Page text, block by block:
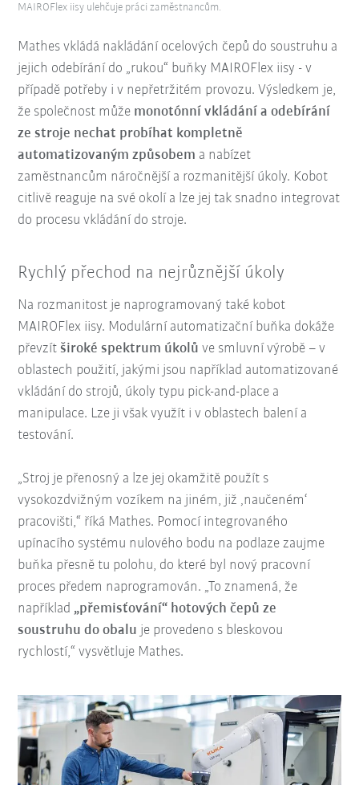
Mathes vkládá nakládání ocelových čepů do soustruhu a
jejich odebírání do „rukou“ buňky MAIROFlex iisy - v
případě potřeby i v nepřetržitém provozu. Výsledkem je,
že společnost může monotónní vkládání a odebírání
ze stroje nechat probíhat kompletně
automatizovaným způsobem a nabízet
zaměstnancům náročnější a rozmanitější úkoly. Kobot
citlivě reaguje na své okolí a lze jej tak snadno integrovat
do procesu vkládání do stroje.
MAIROFlex iisy ulehčuje práci zaměstnancům.
Rychlý přechod na nejrůznější úkoly
Na rozmanitost je naprogramovaný také kobot
MAIROFlex iisy. Modulární automatizační buňka dokáže
převzítširoké spektrum úkolů ve smluvní výrobě – v
oblastech použití, jakými jsou například automatizované
vkládání do strojů, úkoly typu pick-and-place a
manipulace. Lze ji však využít i v oblastech balení a
testování.
„Stroj je přenosný a lze jej okamžitě použít s
vysokozdvižným vozíkem na jiném, již ‚naučeném‘
pracovišti,“ říká Mathes. Pomocí integrovaného
upínacího systému nulového bodu na podlaze zaujme
buňka přesně tu polohu, do které byl nový pracovní
proces předem naprogramován. „To znamená, že
například „přemisťování“ hotových čepů ze
soustruhu do obalu je provedeno s bleskovou
rychlostí,“ vysvětluje Mathes.